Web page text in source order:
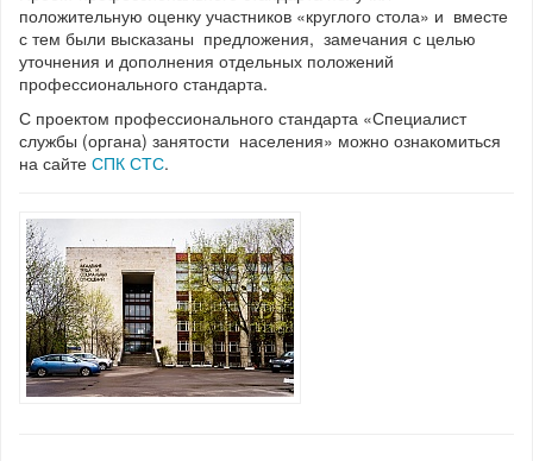
положительную оценку участников «круглого стола» и вместе
с тем были высказаны предложения, замечания с целью
уточнения и дополнения отдельных положений
профессионального стандарта.
С проектом профессионального стандарта «Специалист
службы (органа) занятости населения» можно ознакомиться
на сайте СПК СТС.